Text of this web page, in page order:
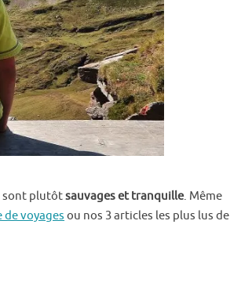
sont plutôtsauvages et tranquille. Même
de voyages ou nos 3 articles les plus lus de